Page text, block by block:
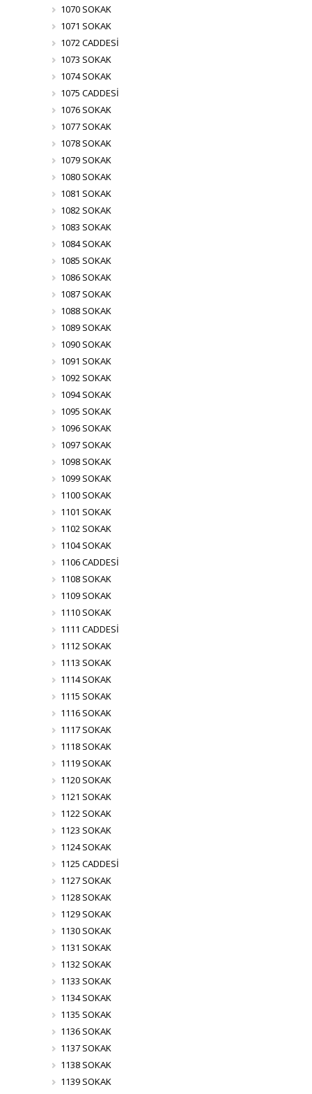
1070 SOKAK
1071 SOKAK
1072 CADDESİ
1073 SOKAK
1074 SOKAK
1075 CADDESİ
1076 SOKAK
1077 SOKAK
1078 SOKAK
1079 SOKAK
1080 SOKAK
1081 SOKAK
1082 SOKAK
1083 SOKAK
1084 SOKAK
1085 SOKAK
1086 SOKAK
1087 SOKAK
1088 SOKAK
1089 SOKAK
1090 SOKAK
1091 SOKAK
1092 SOKAK
1094 SOKAK
1095 SOKAK
1096 SOKAK
1097 SOKAK
1098 SOKAK
1099 SOKAK
1100 SOKAK
1101 SOKAK
1102 SOKAK
1104 SOKAK
1106 CADDESİ
1108 SOKAK
1109 SOKAK
1110 SOKAK
1111 CADDESİ
1112 SOKAK
1113 SOKAK
1114 SOKAK
1115 SOKAK
1116 SOKAK
1117 SOKAK
1118 SOKAK
1119 SOKAK
1120 SOKAK
1121 SOKAK
1122 SOKAK
1123 SOKAK
1124 SOKAK
1125 CADDESİ
1127 SOKAK
1128 SOKAK
1129 SOKAK
1130 SOKAK
1131 SOKAK
1132 SOKAK
1133 SOKAK
1134 SOKAK
1135 SOKAK
1136 SOKAK
1137 SOKAK
1138 SOKAK
1139 SOKAK